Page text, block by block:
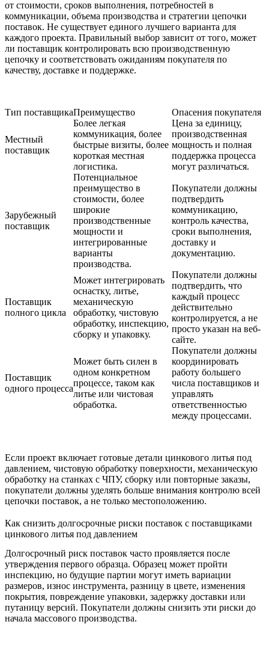
от стоимости, сроков выполнения, потребностей в
коммуникации, объема производства и стратегии цепочки
поставок. Не существует единого лучшего варианта для
каждого проекта. Правильный выбор зависит от того, может
ли поставщик контролировать всю производственную
цепочку и соответствовать ожиданиям покупателя по
качеству, доставке и поддержке.
Тип поставщикаПреимущество Опасения покупателя
Местный
поставщик
Более легкая
коммуникация, более
быстрые визиты, более
короткая местная
логистика.
Цена за единицу,
производственная
мощность и полная
поддержка процесса
могут различаться.
Зарубежный
поставщик
Потенциальное
преимущество в
стоимости, более
широкие
производственные
мощности и
интегрированные
варианты
производства.
Покупатели должны
подтвердить
коммуникацию,
контроль качества,
сроки выполнения,
доставку и
документацию.
Поставщик
полного цикла
Может интегрировать
оснастку, литье,
механическую
обработку, чистовую
обработку, инспекцию,
сборку и упаковку.
Покупатели должны
подтвердить, что
каждый процесс
действительно
контролируется, а не
просто указан на веб-
сайте.
Поставщик
одного процесса
Может быть силен в
одном конкретном
процессе, таком как
литье или чистовая
обработка.
Покупатели должны
координировать
работу большего
числа поставщиков и
управлять
ответственностью
между процессами.
Если проект включает готовые детали цинкового литья под
давлением, чистовую обработку поверхности, механическую
обработку на станках с ЧПУ, сборку или повторные заказы,
покупатели должны уделять больше внимания контролю всей
цепочки поставок, а не только местоположению.
Как снизить долгосрочные риски поставок с поставщиками
цинкового литья под давлением
Долгосрочный риск поставок часто проявляется после
утверждения первого образца. Образец может пройти
инспекцию, но будущие партии могут иметь вариации
размеров, износ инструмента, разницу в цвете, изменения
покрытия, повреждение упаковки, задержку доставки или
путаницу версий. Покупатели должны снизить эти риски до
начала массового производства.